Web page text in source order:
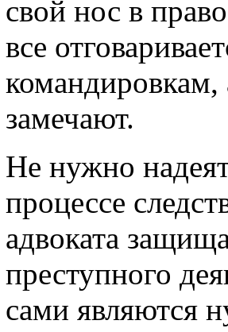
свой нос в
все
замечают.
Не нужно
процессе
адвоката
преступного
сами являются